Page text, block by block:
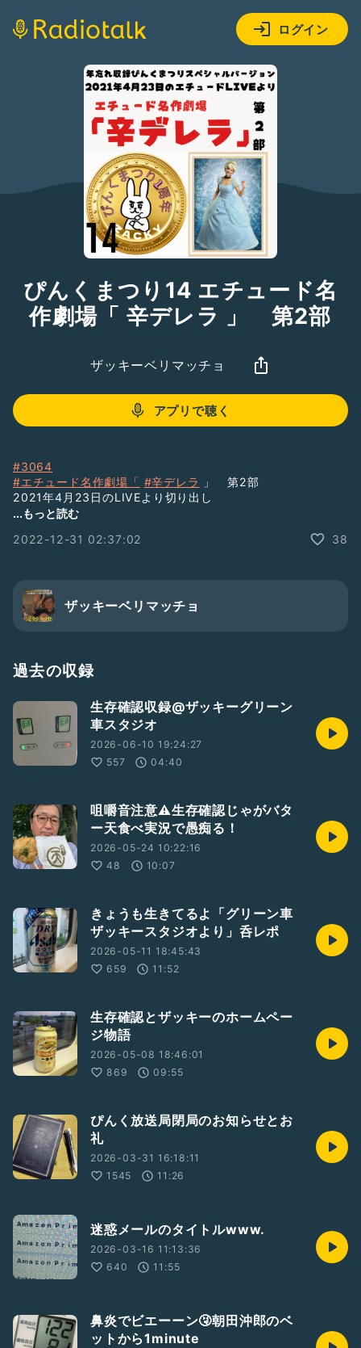
ログイン
ぴんくまつり14 エチュード名
作劇場「 辛デレラ 」 第2部
ザッキーベリマッチョ
アプリで聴く
#3064
#エチュード名作劇場「 #辛デレラ
」 第2部
2021年4月23日のLIVEより切り出し
辰彦、奈々芽、ゆみねぇ、由羅
...もっと読む
2022-12-31 02:37:02
38
ザッキーベリマッチョ
過去の収録
生存確認収録@ザッキーグリーン
車スタジオ
2026-06-10 19:24:27
557
04:40
咀嚼音注意⚠️生存確認じゃがバタ
ー天食べ実況で愚痴る！
2026-05-24 10:22:16
48
10:07
きょうも生きてるよ「グリーン車
ザッキースタジオより」呑レポ
2026-05-11 18:45:43
659
11:52
生存確認とザッキーのホームペー
ジ物語
2026-05-08 18:46:01
869
09:55
ぴんく放送局閉局のお知らせとお
礼
2026-03-31 16:18:11
1545
11:26
迷惑メールのタイトルwww.
2026-03-16 11:13:36
640
11:55
鼻炎でビエーーン🤧朝田沖郎のベ
ットから1minute